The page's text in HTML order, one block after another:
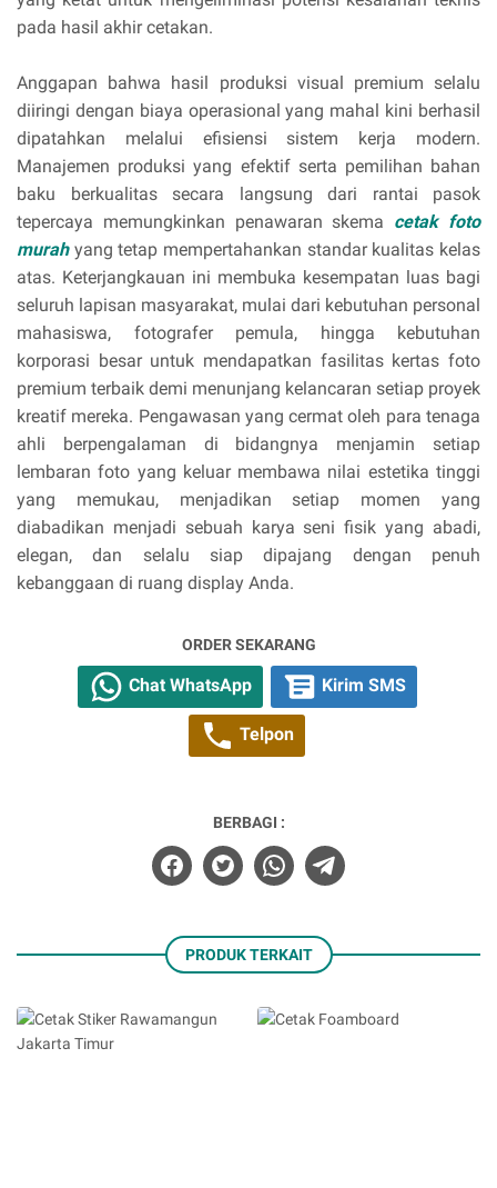
pada hasil akhir cetakan.
Anggapan bahwa hasil produksi visual premium selalu
diiringi dengan biaya operasional yang mahal kini berhasil
dipatahkan melalui efisiensi sistem kerja modern.
Manajemen produksi yang efektif serta pemilihan bahan
baku berkualitas secara langsung dari rantai pasok
tepercaya memungkinkan penawaran skema cetak foto
murahyang tetap mempertahankan standar kualitas kelas
atas. Keterjangkauan ini membuka kesempatan luas bagi
seluruh lapisan masyarakat, mulai dari kebutuhan personal
mahasiswa, fotografer pemula, hingga kebutuhan
korporasi besar untuk mendapatkan fasilitas kertas foto
premium terbaik demi menunjang kelancaran setiap proyek
kreatif mereka. Pengawasan yang cermat oleh para tenaga
ahli berpengalaman di bidangnya menjamin setiap
lembaran foto yang keluar membawa nilai estetika tinggi
yang memukau, menjadikan setiap momen yang
diabadikan menjadi sebuah karya seni fisik yang abadi,
elegan, dan selalu siap dipajang dengan penuh
kebanggaan di ruang display Anda.
ORDER SEKARANG
Chat WhatsApp Kirim SMS
Telpon
BERBAGI :
PRODUK TERKAIT